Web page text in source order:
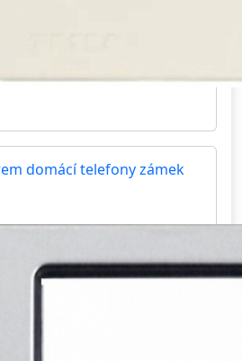
domácí telefony zámek